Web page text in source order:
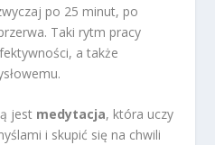
po 25 minut, po
Taki rytm pracy
a także
jest medytacja, która uczy
i skupić się na chwili